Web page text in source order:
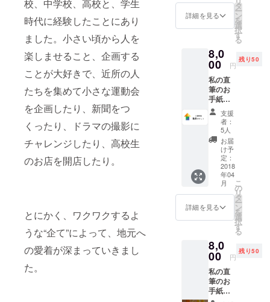
校、中学校、高校と、学生
時代に経験したことにあり
ました。小さい頃から人を
楽しませること、企画する
ことが大好きで、近所の人
たちを集めて小さな運動会
を企画したり、新聞をつ
くったり、ドラマの撮影に
チャレンジしたり、高校生
のお店を開店したり。
とにかく、ワクワクするよ
うな“企て”によって、地元へ
の愛着が深まっていきまし
た。
http://w
ww.ehi
np.co.jp
ocal/20
160812/
news20
160812
027.ht
ml
員にな
り次第
イベン
トは、
studioN
（http://
studion
-
nimaim
e.com
）との
共催イ
ベント
になり
ます。
め合わ
せセッ
トをお
送りし
詰め合
わせの
内容は
お任せ
になり
ます。
（参
考）
http://w
ww.city.
yawata
hama.e
hime.jp/
bunya/t
okusan
nhin-
omiyag
詳細を見る
タ
ー
ン
を
選
択
す
る
8,0
00 円
残り50
私の直
筆のお
手紙を
お送り
しま
す。 コ
ダテル
に１泊
無料で
泊まれ
るチ
ケット
をお送
りしま
す。 宿
泊はド
リータ
イプに
なりま
す。
支援
者：
5人
お届
け予
定：
2018
年04
月
詳細を見る
こ
の
リ
タ
ー
ン
を
選
択
す
る
8,0
00 円
残り50
私の直
筆のお
手紙を